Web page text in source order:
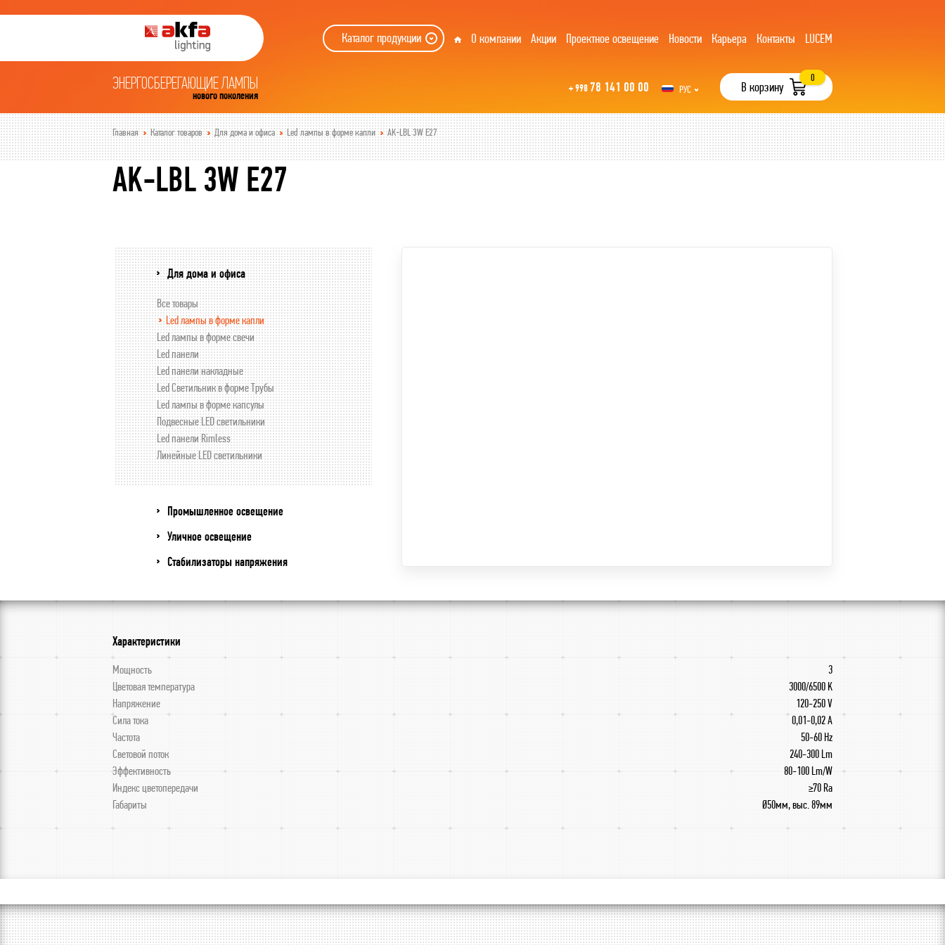
Каталог продукции О компании Акции Проектное освещение Новости Карьера Контакты LUCEM
ЭНЕРГОСБЕРЕГАЮЩИЕ ЛАМПЫ
нового поколения
+ 998 78 141 00 00
РУС
В корзину
0
Главная Каталог товаров Для дома и офиса Led лампы в форме капли AK-LBL 3W E27
AK-LBL 3W E27
Для дома и офиса
Все товары
Led лампы в форме капли
Led лампы в форме свечи
Led панели
Led панели накладные
Led Светильник в форме Трубы
Led лампы в форме капсулы
Подвесные LED светильники
Led панели Rimless
Линейные LED светильники
Промышленное освещение
Уличное освещение
Стабилизаторы напряжения
Характеристики
Мощность
3
Цветовая температура
3000/6500 K
Напряжение
120-250 V
Сила тока
0,01-0,02 A
Частота
50-60 Hz
Световой поток
240-300 Lm
Эффективность
80-100 Lm/W
Индекс цветопередачи
≥70 Ra
Габариты
Ø50мм, выс. 89мм